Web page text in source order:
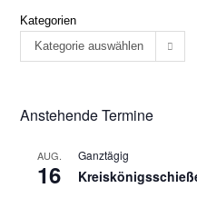
Kategorien
Kategorie auswählen
Anstehende Termine
AUG.
16
Ganztägig